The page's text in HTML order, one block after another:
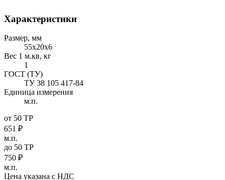
Характеристики
Размер, мм
55х20х6
Вес 1 м.кв, кг
1
ГОСТ (ТУ)
ТУ 38 105 417-84
Единица измерения
м.п.
от 50 ТР
651 ₽
м.п.
до 50 ТР
750 ₽
м.п.
Цена указана с НДС